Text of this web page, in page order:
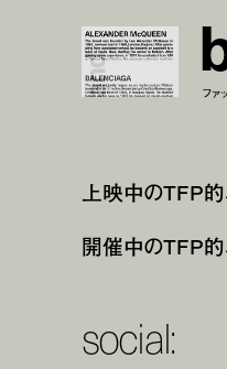
ファ
上映中のTFP
開催中のTFP
social: